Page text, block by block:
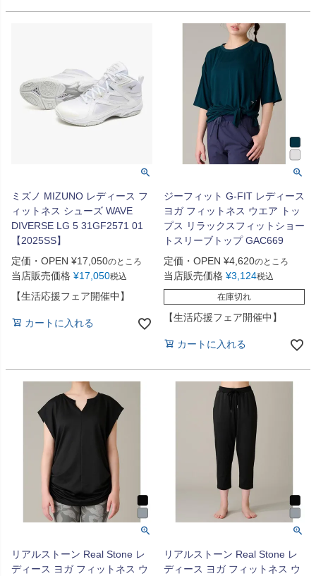
ミズノ MIZUNO レディース フ
ィットネス シューズ WAVE
DIVERSE LG 5 31GF2571 01
【2025SS】
定価・OPEN ¥17,050のところ
当店販売価格 ¥17,050税込
【生活応援フェア開催中】
カートに入れる
ジーフィット G-FIT レディース
ヨガ フィットネス ウエア トッ
プス リラックスフィットショー
トスリーブトップ GAC669
定価・OPEN ¥4,620のところ
当店販売価格 ¥3,124税込
在庫切れ
【生活応援フェア開催中】
カートに入れる
リアルストーン Real Stone レ
ディース ヨガ フィットネス ウ
リアルストーン Real Stone レ
ディース ヨガ フィットネス ウ